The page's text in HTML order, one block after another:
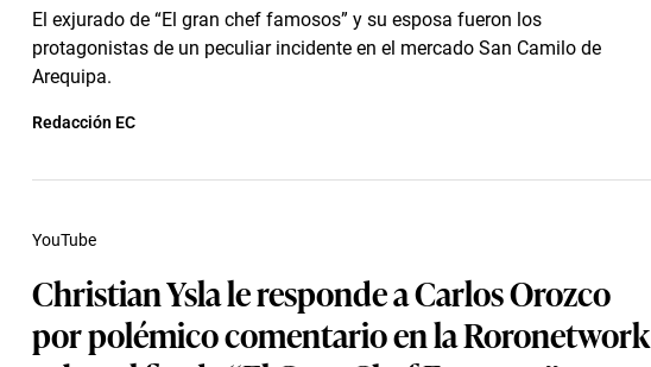
El exjurado de “El gran chef famosos” y su esposa fueron los
protagonistas de un peculiar incidente en el mercado San Camilo de
Arequipa.
Redacción EC
Christian Ysla le responde a Carlos Orozco
por polémico comentario en la Roronetwork
YouTube